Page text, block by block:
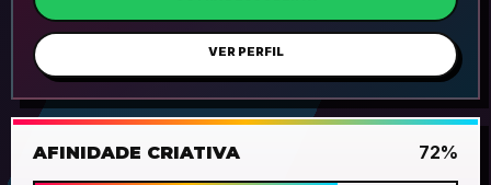
VER PERFIL
AFINIDADE CRIATIVA 72%